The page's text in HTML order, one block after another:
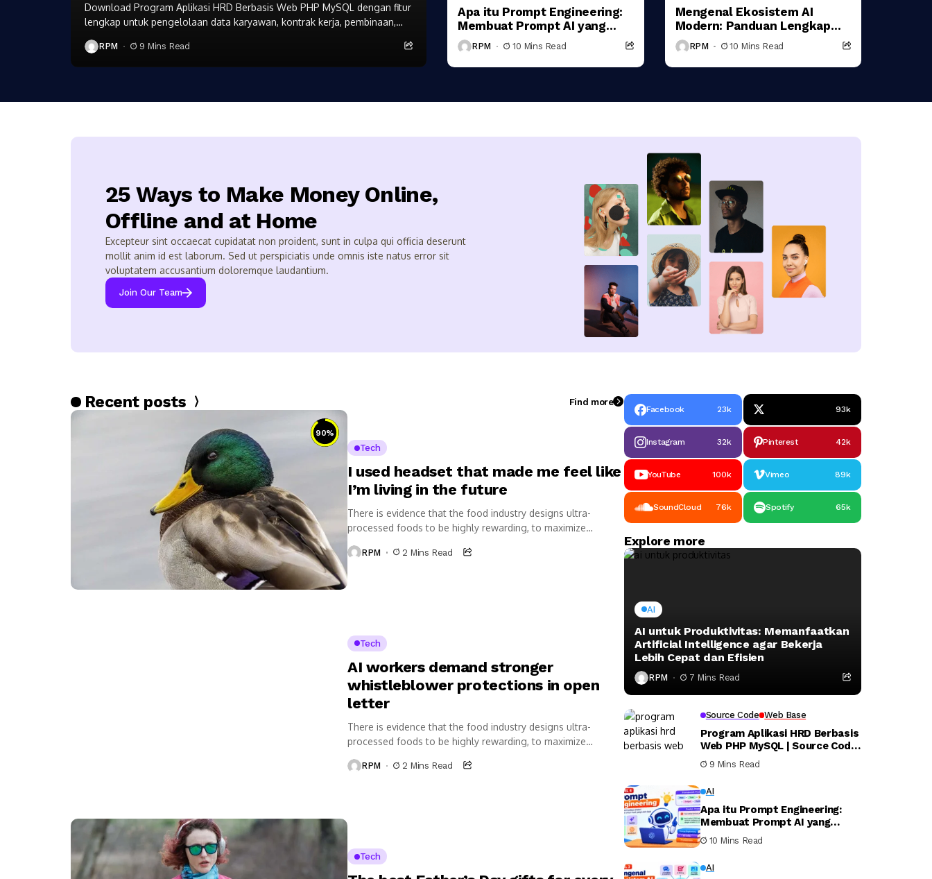
Download Program Aplikasi HRD Berbasis Web PHP MySQL dengan fitur
lengkap untuk pengelolaan data karyawan, kontrak kerja, pembinaan,
instansi pemerintah.
RPM 9 Mins Read
Apa itu Prompt Engineering:
Membuat Prompt AI yang
Efektif untuk ChatGPT,
Gemini, Claude, dan AI
Modern
RPM 10 Mins Read
Mengenal Ekosistem AI
Modern: Panduan Lengkap
Berbagai Tools Artificial
Intelligence untuk
Produktivitas, Bisnis, dan
RPM 10 Mins Read
25 Ways to Make Money Online,
Offline and at Home
Excepteur sint occaecat cupidatat non proident, sunt in culpa qui officia deserunt
mollit anim id est laborum. Sed ut perspiciatis unde omnis iste natus error sit
voluptatem accusantium doloremque laudantium.
Join Our Team
Recent posts Find more
90%
Tech
I used headset that made me feel like
I’m living in the future
There is evidence that the food industry designs ultra-
processed foods to be highly rewarding, to maximize
craveability and to make us want more...
RPM 2 Mins Read
Tech
AI workers demand stronger
whistleblower protections in open
letter
There is evidence that the food industry designs ultra-
processed foods to be highly rewarding, to maximize
RPM 2 Mins Read
Tech
Facebook 23k 93k
Instagram 32k Pinterest 42k
YouTube 100k Vimeo 89k
SoundCloud 76k Spotify 65k
Explore more
AI
AI untuk Produktivitas: Memanfaatkan
Artificial Intelligence agar Bekerja
Lebih Cepat dan Efisien
RPM 7 Mins Read
Source Code Web Base
Program Aplikasi HRD Berbasis
Web PHP MySQL | Source Code
Software
9 Mins Read
AI
Apa itu Prompt Engineering:
Membuat Prompt AI yang
Efektif untuk ChatGPT, Gemini,
Claude, dan AI Modern
10 Mins Read
AI